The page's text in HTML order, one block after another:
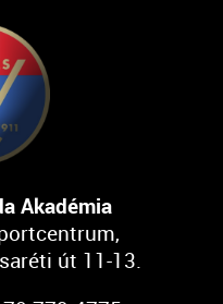
Akadémia
út 11-13.